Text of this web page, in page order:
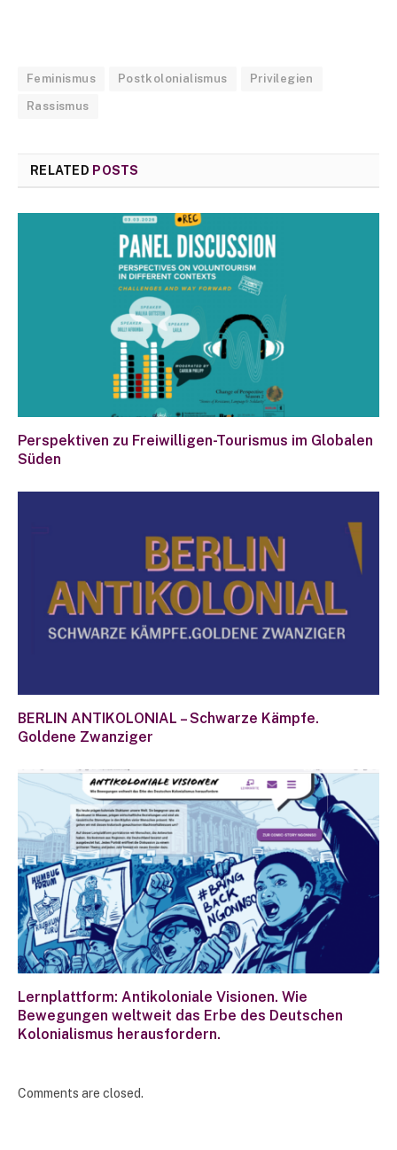
Feminismus Postkolonialismus Privilegien
Rassismus
RELATED POSTS
Perspektiven zu Freiwilligen-Tourismus im Globalen
Süden
BERLIN ANTIKOLONIAL – Schwarze Kämpfe.
Goldene Zwanziger
Lernplattform: Antikoloniale Visionen. Wie
Bewegungen weltweit das Erbe des Deutschen
Kolonialismus herausfordern.
Comments are closed.